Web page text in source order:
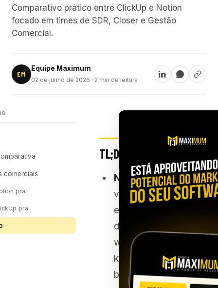
Comparativo prático entre ClickUp e Notion
focado em times de SDR, Closer e Gestão
Comercial.
EM
Equipe Maximum
02 de junho de 2026 · 2 min de leitura
comerciais
pra
pra
TL;DR
Notion
vence
em:
documentação,
wiki,
knowledge
base,